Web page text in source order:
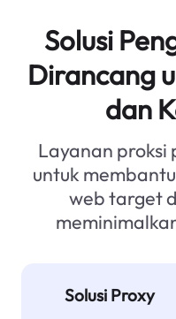
Solusi
Dirancang
dan
Layanan
untuk
web target
Solusi Proxy